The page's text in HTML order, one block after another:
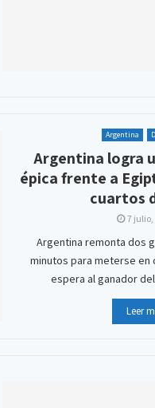
Argentina
Argentina logra
épica frente a
cuartos
7 julio,
Argentina remonta dos
minutos para meterse en
espera al ganador
Leer